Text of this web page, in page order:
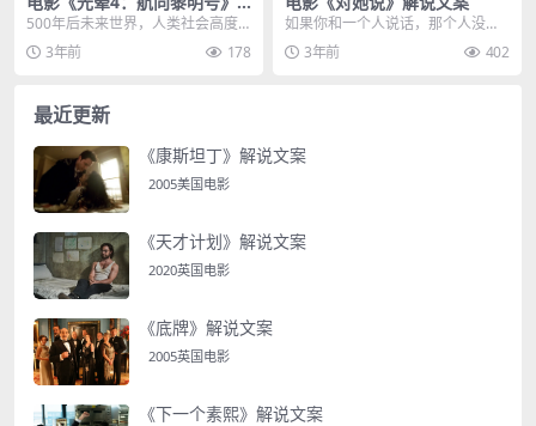
解说文案
500年后未来世界，人类社会高度
发展，已经实现向外太空殖民，随
着不断深入发掘，发...
3年前 178
如果你和一个人说话，那个人没反
应，那么你能坚持多久呢，一天，
一个月还是四年，如果...
3年前 402
最近更新
《康斯坦丁》解说文案
2005美国电影
《天才计划》解说文案
2020英国电影
《底牌》解说文案
2005英国电影
《下一个素熙》解说文案